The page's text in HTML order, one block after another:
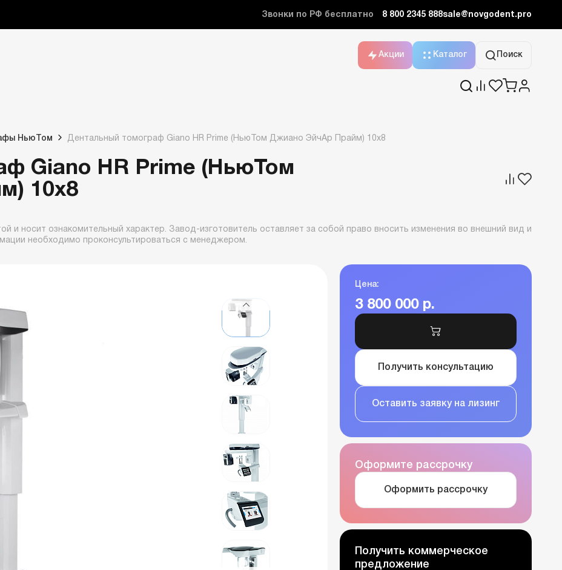
Звонки по РФ бесплатно 8 800 2345 888sale@novgodent.pro
Акции Каталог Поиск
НьюТом Дентальный томограф Giano HR Prime (НьюТом Джиано ЭйчАр Прайм) 10x8
Giano HR Prime (НьюТом
10x8
и носит ознакомительный характер. Завод-изготовитель оставляет за собой право вносить изменения во внешний вид и
необходимо проконсультироваться с менеджером.
Цена:
3 800 000 р.
Получить консультацию
Оставить заявку на лизинг
Оформите рассрочку
Оформить рассрочку
Получить коммерческое
предложение